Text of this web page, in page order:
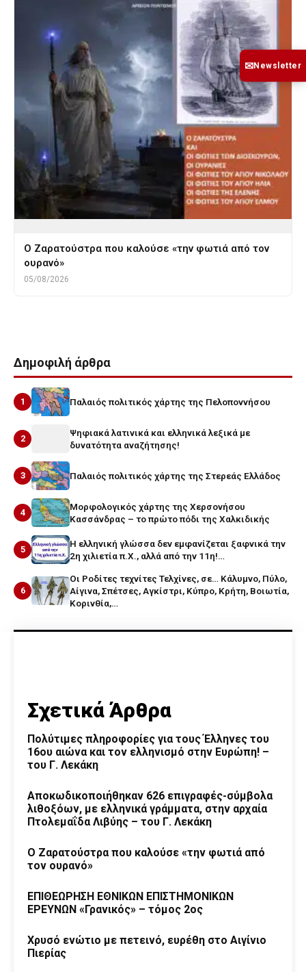
Ο Ζαρατούστρα που καλούσε «την φωτιά από τον
ουρανό»
05/08/2026
Δημοφιλή άρθρα
1 Παλαιός πολιτικός χάρτης της Πελοποννήσου
2
Ψηφιακά λατινικά και ελληνικά λεξικά με
δυνατότητα αναζήτησης!
3 Παλαιός πολιτικός χάρτης της Στερεάς Ελλάδος
4
Μορφολογικός χάρτης της Χερσονήσου
Κασσάνδρας – το πρώτο πόδι της Χαλκιδικής
5
Η ελληνική γλώσσα δεν εμφανίζεται ξαφνικά την
2η χιλιετία π.Χ., αλλά από την 11η!…
6
Οι Ροδίτες τεχνίτες Τελχίνες, σε… Κάλυμνο, Πύλο,
Αίγινα, Σπέτσες, Αγκίστρι, Κύπρο, Κρήτη, Βοιωτία,
Κορινθία,…
Σχετικά Άρθρα
Πολύτιμες πληροφορίες για τους Έλληνες του
16ου αιώνα και τον ελληνισμό στην Ευρώπη! –
του Γ. Λεκάκη
Αποκωδικοποιήθηκαν 626 επιγραφές-σύμβολα
λιθοξόων, με ελληνικά γράμματα, στην αρχαία
Πτολεμαΐδα Λιβύης – του Γ. Λεκάκη
Ο Ζαρατούστρα που καλούσε «την φωτιά από
τον ουρανό»
ΕΠΙΘΕΩΡΗΣΗ ΕΘΝΙΚΩΝ ΕΠΙΣΤΗΜΟΝΙΚΩΝ
ΕΡΕΥΝΩΝ «Γρανικός» – τόμος 2ος
Χρυσό ενώτιο με πετεινό, ευρέθη στο Αιγίνιο
Πιερίας
✉Newsletter